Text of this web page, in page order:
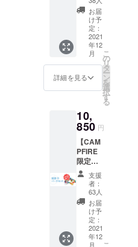
税込の
価格と
なりま
す。 一
般販売
予定価
格
￥20,00
0→￥16
,500 発
月上旬
に予定
してい
ます。
お届
け予
定：
2021
年12
月
詳細を見る
こ
の
リ
タ
ー
ン
を
選
択
す
る
10,
850 円
【CAM
PFIRE
限定
16%OF
F】 ・
送料・
税込の
価格と
なりま
す。 一
般販売
支援
者：
63人
お届
け予
定：
2021
年12
月